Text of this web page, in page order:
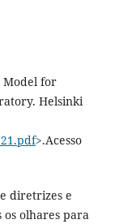
Model for
Helsinki
>.Acesso
diretrizes e
os olhares para